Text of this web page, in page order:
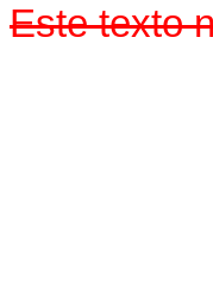
Este texto